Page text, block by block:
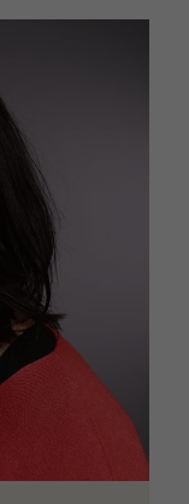
auf
Dieses
Cookie, d. h.
ein
ist. Dieses
eines
Websites
an